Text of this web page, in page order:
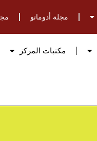
مجلة أدوماتو
مكتبات المركز